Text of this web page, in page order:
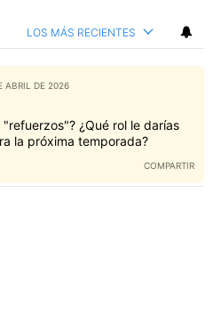
LOS MÁS RECIENTES
ABRIL DE 2026
¿Qué rol le darías
la próxima temporada?
COMPARTIR